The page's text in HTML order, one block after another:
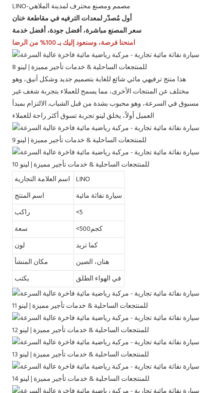
LINO-مصمم ومصنع محترف لمدينة الملاهي
أول مُصدّر لمعدات الترفيه في مقاطعة خنان
سعر المصنع مباشرة، أفضل جودة، أفضل خدمة
امنحنا فرصة، وسنعود إليك بـ 100% من الرضا
هذا منتج ترفيهي مائي شائع للغاية بتصميم جديد وشكل أنيق، وهو
مختلف عن المنتجات الأخرى، مما يسمح للعملاء بتجربة شغف غير
مسبوق في السرعة، وهو محبوب بشدة من قبل الشباب. الالتزام بمبدأ
العميل أولاً، يخلق لينو تجربة تسوق أكثر راحة للعملاء
LINO
اسم المنتج
سيارة نفاثة مائية
راكب
<5
سعة
<كجم500
لون
كما تريد
مكان المنشأ
هنان، الصين
يكتب
في الهواء الطلق